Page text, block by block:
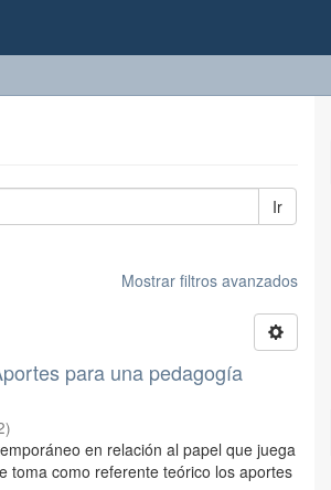
Ir
Mostrar filtros avanzados
para una pedagogía
)
en relación al papel que juega
toma como referente teórico los aportes